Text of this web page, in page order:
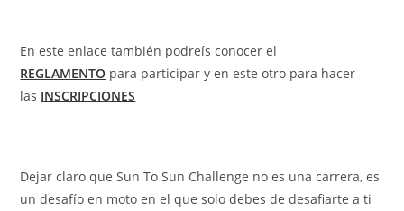
En este enlace también podreís conocer el
REGLAMENTO para participar y en este otro para hacer
las INSCRIPCIONES
Dejar claro que Sun To Sun Challenge no es una carrera, es
un desafío en moto en el que solo debes de desafiarte a ti